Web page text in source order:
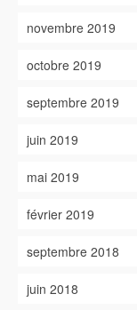
novembre 2019
octobre 2019
septembre 2019
juin 2019
mai 2019
février 2019
septembre 2018
juin 2018